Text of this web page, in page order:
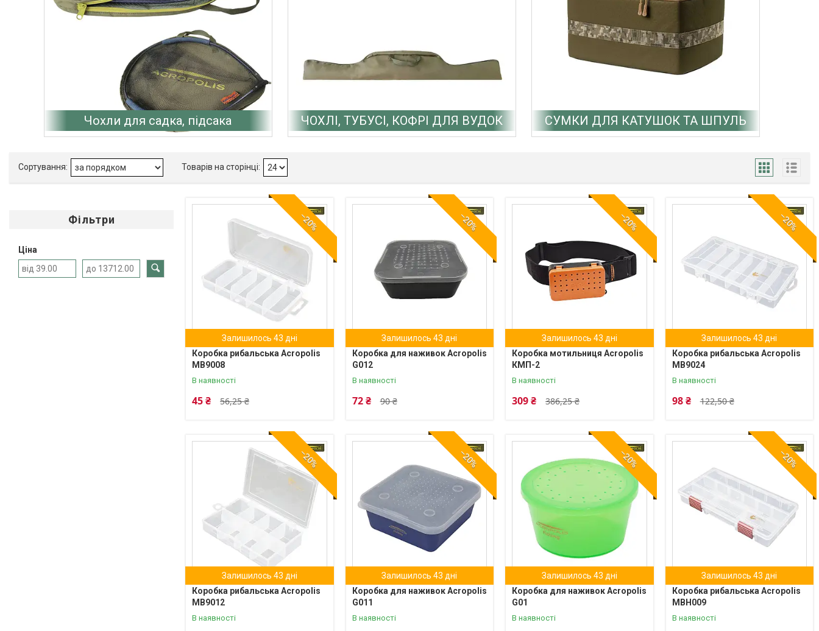
Чохли для садка, підсака ЧОХЛІ, ТУБУСІ, КОФРІ ДЛЯ ВУДОК СУМКИ ДЛЯ КАТУШОК ТА ШПУЛЬ
Фільтри
Ціна
–20%
Залишилось 43 дні
Коробка рибальська Acropolis
МВ9008
В наявності
56,25 ₴
45 ₴
–20%
Залишилось 43 дні
Коробка для наживок Acropolis
G012
В наявності
90 ₴
72 ₴
–20%
Залишилось 43 дні
Коробка мотильниця Acropolis
КМП-2
В наявності
386,25 ₴
309 ₴
–20%
Залишилось 43 дні
Коробка рибальська Acropolis
МВ9024
В наявності
122,50 ₴
98 ₴
–20%
Залишилось 43 дні
Коробка рибальська Acropolis
МВ9012
В наявності
–20%
Залишилось 43 дні
Коробка для наживок Acropolis
G011
В наявності
–20%
Залишилось 43 дні
Коробка для наживок Acropolis
G01
В наявності
–20%
Залишилось 43 дні
Коробка рибальська Acropolis
МВН009
В наявності